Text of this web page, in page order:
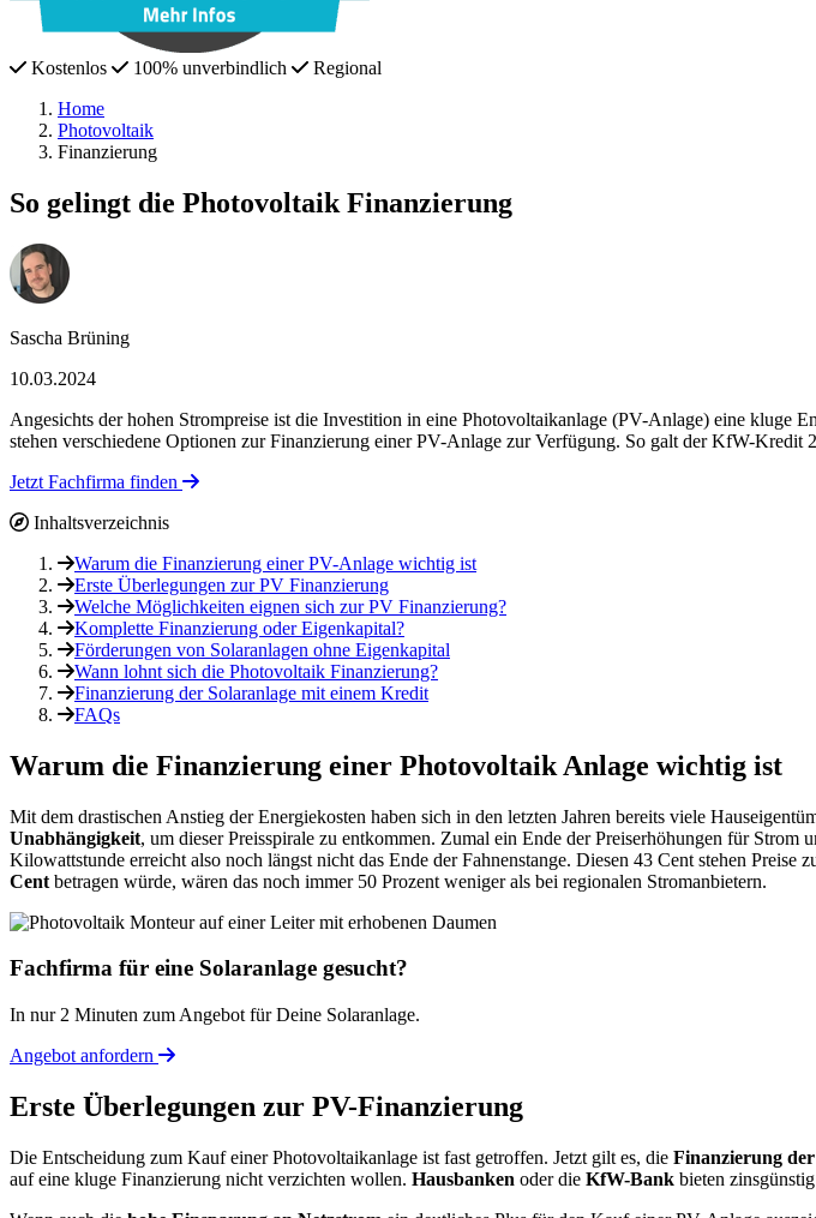
Kostenlos 100% unverbindlich
Regional
Home
Photovoltaik
Finanzierung
So gelingt die Photovoltaik Finanzierung
Sascha Brüning
10.03.2024
Angesichts der hohen Strompreise ist die Investition in eine Photovoltaikanlage (PV-Anlage) eine kluge
stehen verschiedene Optionen zur Finanzierung einer PV-Anlage zur Verfügung. So galt der KfW-
Jetzt Fachfirma finden
Inhaltsverzeichnis
Warum die Finanzierung einer PV-Anlage wichtig ist
Erste Überlegungen zur PV Finanzierung
Welche Möglichkeiten eignen sich zur PV Finanzierung?
Komplette Finanzierung oder Eigenkapital?
Förderungen von Solaranlagen ohne Eigenkapital
Wann lohnt sich die Photovoltaik Finanzierung?
Finanzierung der Solaranlage mit einem Kredit
FAQs
Warum die Finanzierung einer Photovoltaik Anlage wichtig ist
Mit dem drastischen Anstieg der Energiekosten haben sich in den letzten Jahren bereits viele
Unabhängigkeit, um dieser Preisspirale zu entkommen. Zumal ein Ende der Preiserhöhungen für
Kilowattstunde erreicht also noch längst nicht das Ende der Fahnenstange. Diesen 43 Cent stehen
Cent betragen würde, wären das noch immer 50 Prozent weniger als bei regionalen Stromanbietern.
Fachfirma für eine Solaranlage gesucht?
In nur 2 Minuten zum Angebot für Deine Solaranlage.
Angebot anfordern
Erste Überlegungen zur PV-Finanzierung
Die Entscheidung zum Kauf einer Photovoltaikanlage ist fast getroffen. Jetzt gilt es, die Finanzierung
auf eine kluge Finanzierung nicht verzichten wollen. Hausbanken oder die KfW-Bank bieten